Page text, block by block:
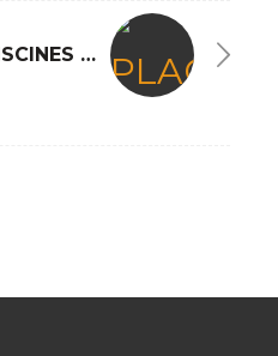
PLAGE DE PISCINES EN DALLES